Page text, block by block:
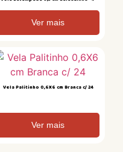
Ver mais
Vela Palitinho 0,6X6 cm Branca c/ 24
Ver mais